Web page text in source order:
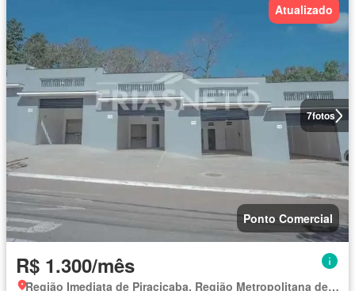
7fotos
Atualizado
Ponto Comercial
R$ 1.300/mês
Região Imediata de Piracicaba, Região Metropolitana de Piracicaba